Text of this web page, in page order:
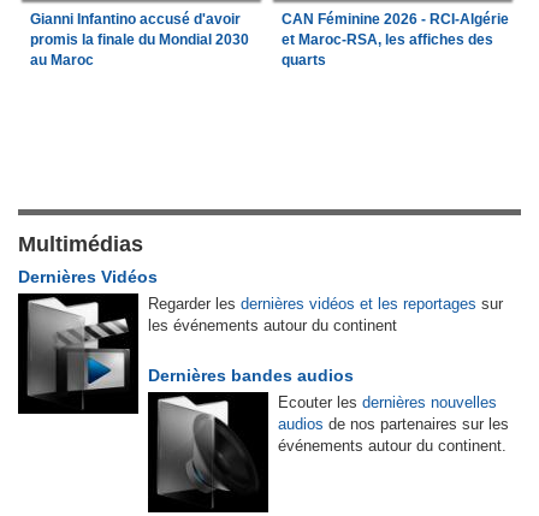
Gianni Infantino accusé d'avoir
promis la finale du Mondial 2030
au Maroc
CAN Féminine 2026 - RCI-Algérie
et Maroc-RSA, les affiches des
quarts
Multimédias
Dernières Vidéos
Regarder les dernières vidéos et les reportages sur
les événements autour du continent
Dernières bandes audios
Ecouter les dernières nouvelles
audios de nos partenaires sur les
événements autour du continent.